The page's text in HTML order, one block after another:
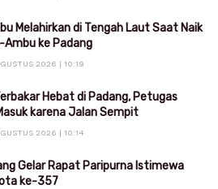
Melahirkan di Tengah Laut Saat Naik
Ambu ke Padang
2026 | 10:19
Hebat di Padang, Petugas
karena Jalan Sempit
2026 | 10:14
Gelar Rapat Paripurna Istimewa
ke-357